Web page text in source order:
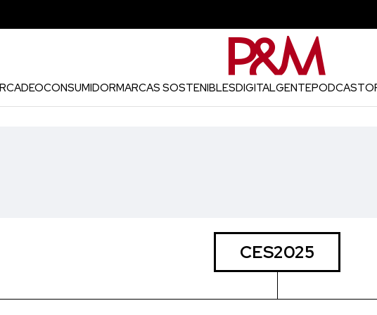
CONSUMIDORMARCAS SOSTENIBLESDIGITALGENTEPODCAST
CES2025